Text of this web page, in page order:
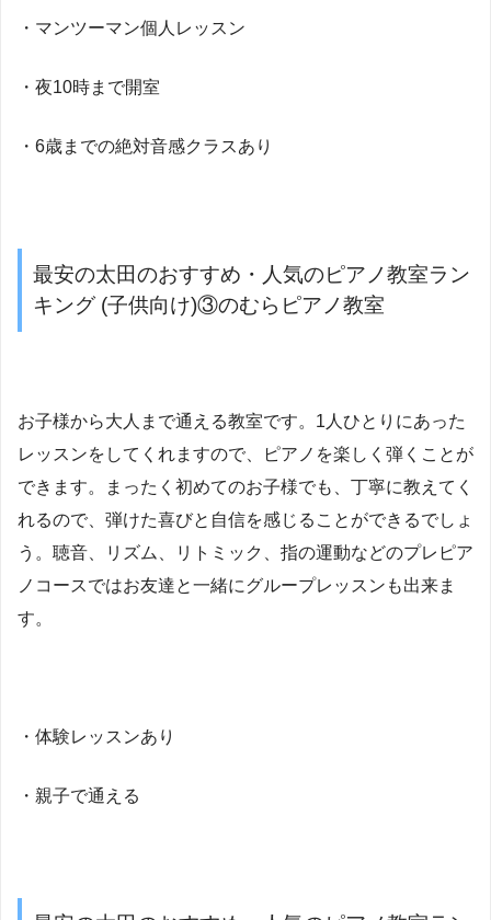
・マンツーマン個人レッスン
・夜10時まで開室
・6歳までの絶対音感クラスあり
最安の太田のおすすめ・人気のピアノ教室ラン
キング (子供向け)③のむらピアノ教室
お子様から大人まで通える教室です。1人ひとりにあった
レッスンをしてくれますので、ピアノを楽しく弾くことが
できます。まったく初めてのお子様でも、丁寧に教えてく
れるので、弾けた喜びと自信を感じることができるでしょ
う。聴音、リズム、リトミック、指の運動などのプレピア
ノコースではお友達と一緒にグループレッスンも出来ま
す。
・体験レッスンあり
・親子で通える